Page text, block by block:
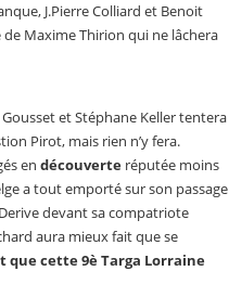
J.Pierre Colliard et Benoit
Maxime Thirion qui ne lâchera
et Stéphane Keller tentera
Pirot, mais rien n’y fera.
en découverte réputée moins
a tout emporté sur son passage
devant sa compatriote
aura mieux fait que se
que cette 9è Targa Lorraine